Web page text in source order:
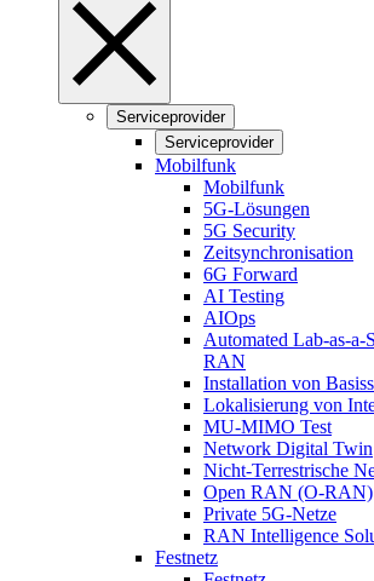
Serviceprovider
Serviceprovider
Mobilfunk
Mobilfunk
5G-Lösungen
5G Security
Zeitsynchronisation
6G Forward
AI Testing
AIOps
Automated Lab-as-a-
RAN
Installation von
Lokalisierung von
MU-MIMO Test
Network Digital Twin
Nicht-Terrestrische
Open RAN (O-RAN)
Private 5G-Netze
RAN Intelligence
Festnetz